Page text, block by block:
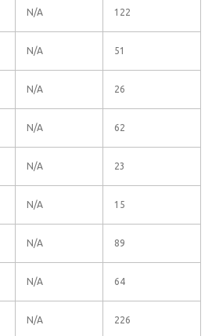
N/A 122
N/A 51
N/A 26
N/A 62
N/A 23
N/A 15
N/A 89
N/A 64
N/A 226